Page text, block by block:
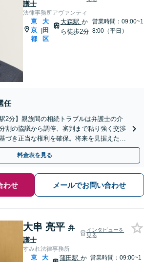
護士
法律事務所アヴァンティ
東
京
都
|
大
田
区
大森駅 か
ら徒歩2分
営業時間：09:00~1
8:00（平日）
任
2分】親族間の相続トラブルは弁護士の介
割の協議から調停、審判まで粘り強く交渉
づき正当な権利を確保。将来を見据えた最
や休日相談も対応可能】
料金表を見る
わせ メールでお問い合わせ
大串 亮平 弁
護士
インタビューを
見る
すみれ法律事務所
東
大
蒲田駅 か 営業時間：09:00~1